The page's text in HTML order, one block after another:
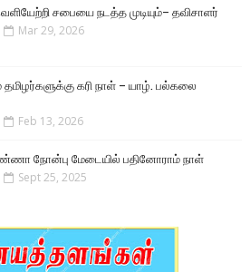
சபையை நடத்த முடியும்– தவிசாளர்
Mar 29, 2026
தமிழர்களுக்கு கரி நாள் – யாழ். பல்கலை
Feb 13, 2026
நோன்பு மேடையில் பதினோராம் நாள்
Sept 25, 2025